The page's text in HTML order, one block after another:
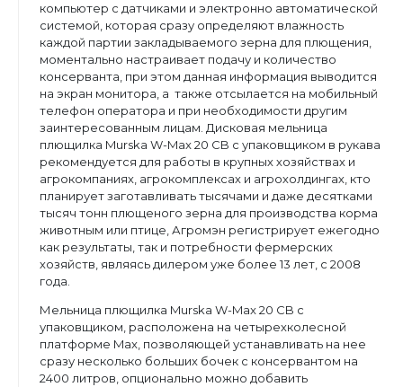
компьютер с датчиками и электронно автоматической
системой, которая сразу определяют влажность
каждой партии закладываемого зерна для плющения,
моментально настраивает подачу и количество
консерванта, при этом данная информация выводится
на экран монитора, а также отсылается на мобильный
телефон оператора и при необходимости другим
заинтересованным лицам. Дисковая мельница
плющилка Murska W-Max 20 CB с упаковщиком в рукава
рекомендуется для работы в крупных хозяйствах и
агрокомпаниях, агрокомплексах и агрохолдингах, кто
планирует заготавливать тысячами и даже десятками
тысяч тонн плющеного зерна для производства корма
животным или птице,Агрoмэн регистрирует ежегодно
как результаты, так и потребности фермерских
хозяйств, являясь дилером уже более 13 лет, с 2008
года.
Мельница плющилка Murska W-Max 20 CB с
упаковщиком, расположена на четырехколесной
платформе Max, позволяющей устанавливать на нее
сразу несколько больших бочек с консервантом на
2400 литров, опционально можно добавить